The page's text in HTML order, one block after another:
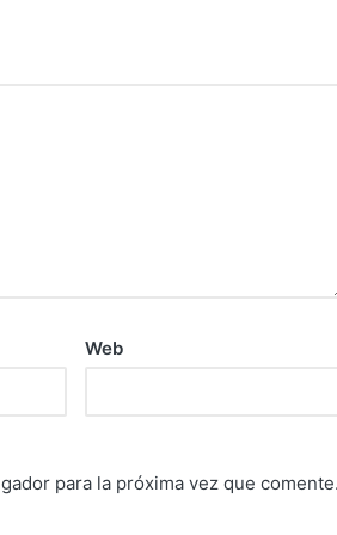
Web
para la próxima vez que